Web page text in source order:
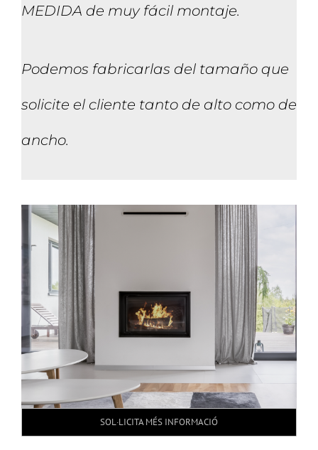
MEDIDA de muy fácil montaje.
Podemos fabricarlas del tamaño que
solicite el cliente tanto de alto como de
ancho.
SOL·LICITA MÉS INFORMACIÓ